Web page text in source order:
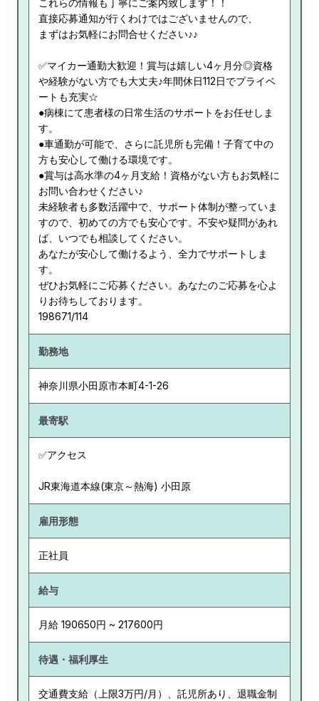
これらの情報も丁寧にご案内致します！！
直接応募通知が行くわけではございませんので、
まずはお気軽にお問合せください♪♪
✅マイカー通勤大歓迎！賞与は嬉しい4ヶ月分◎資格
や経験がない方でも大丈夫♪年間休日112日でプライベ
ートも充実☆
●病棟にて患者様の日常生活のサポートをお任せしま
す。
●車通勤が可能で、さらに託児所も完備！子育て中の
方も安心して働ける環境です。
●賞与は高水準の4ヶ月支給！資格がない方もお気軽に
お問い合わせください♪
未経験者も多数活躍中で、サポート体制が整っていま
すので、初めての方でも安心です。不安や疑問があれ
ば、いつでも相談してください。
あなたが安心して働けるよう、全力でサポートしま
す。
ぜひお気軽にご応募ください。あなたのご応募を心よ
りお待ちしております。
198671/114
勤務地
神奈川県小田原市本町4-1-26
最寄駅
✅アクセス
JR東海道本線(東京～熱海) 小田原
雇用形態
正社員
給与
月給 190650円 ~ 217600円
待遇・福利厚生
交通費支給（上限3万円/月）、託児所あり、退職金制